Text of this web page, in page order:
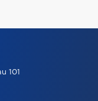
101